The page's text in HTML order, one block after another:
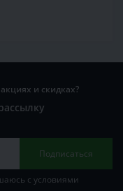
и скидках?
Подписаться
с условиями